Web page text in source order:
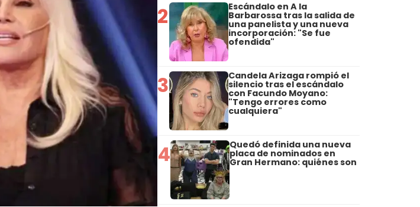
2 Escándalo en A la
Barbarossa tras la salida de
una panelista y una nueva
incorporación: "Se fue
ofendida"
3 Candela Arizaga rompió el
silencio tras el escándalo
con Facundo Moyano:
"Tengo errores como
cualquiera"
4 Quedó definida una nueva
placa de nominados en
Gran Hermano: quiénes son